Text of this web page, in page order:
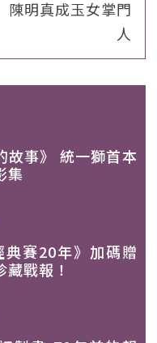
明真成玉女掌門
人
故事》 統一獅首本
集
典賽20年》加碼贈
戰報！